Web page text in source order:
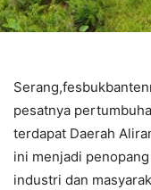
pesatnya
terdapat Daerah
ini menjadi
industri dan